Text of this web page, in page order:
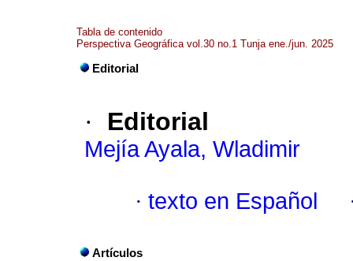
Tabla de contenido
Perspectiva Geográfica vol.30 no.1 Tunja ene./jun. 2025
Editorial
· Editorial
Mejía Ayala, Wladimir
· texto en Español
Artículos